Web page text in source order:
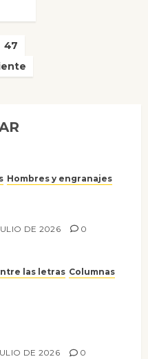
47
Hombres y engranajes
DE 2026 0
las letras Columnas
DE 2026 0